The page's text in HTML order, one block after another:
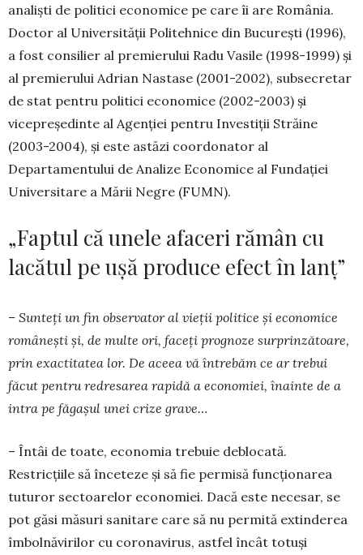
analiști de politici eco­no­mice pe care îi are România.
Doctor al Uni­versității Politehnice din București (1996),
a fost consilier al premierului Radu Vasile (1998-1999) şi
al premierului Adrian Nastase (2001-2002), subsecretar
de stat pentru politici economice (2002-2003) și
vicepreședinte al Agenției pentru Investiții Străine
(2003-2004), și este astăzi coor­donator al
Departamentului de Analize Eco­nomice al Fundației
Universitare a Mării Negre (FUMN).
„Faptul că unele afaceri rămân cu
lacătul pe ușă produce efect în lanț”
– Sunteți un fin observator al vieții politice și economice
românești și, de multe ori, faceți prognoze surprinzătoare,
prin exactitatea lor. De aceea vă întrebăm ce ar trebui
făcut pentru redresarea rapidă a economiei, înainte de a
intra pe făgașul unei crize grave…
– Întâi de toate, economia trebuie deblocată.
Restricțiile să înceteze și să fie permisă funcțio­narea
tuturor sectoarelor economiei. Dacă este ne­cesar, se
pot găsi măsuri sanitare care să nu permită extinderea
îmbolnăvirilor cu coronavirus, astfel încât totuși